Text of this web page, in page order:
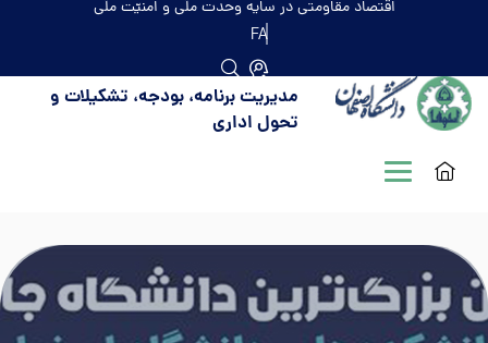
اقتصاد مقاومتی در سایه وحدت ملّی و امنیّت ملّی
FA
مدیریت برنامه، بودجه، تشکیلات و
تحول اداری